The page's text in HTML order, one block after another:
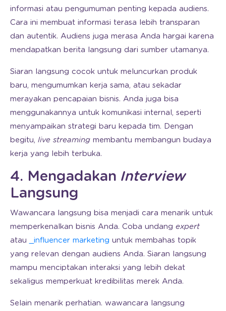
informasi atau pengumuman penting kepada audiens.
Cara ini membuat informasi terasa lebih transparan
dan autentik. Audiens juga merasa Anda hargai karena
mendapatkan berita langsung dari sumber utamanya.
Siaran langsung cocok untuk meluncurkan produk
baru, mengumumkan kerja sama, atau sekadar
merayakan pencapaian bisnis. Anda juga bisa
menggunakannya untuk komunikasi internal, seperti
menyampaikan strategi baru kepada tim. Dengan
begitu, live streaming membantu membangun budaya
kerja yang lebih terbuka.
4. Mengadakan Interview
Langsung
Wawancara langsung bisa menjadi cara menarik untuk
memperkenalkan bisnis Anda. Coba undang expert
atau
_influencer marketing untuk membahas topik
yang relevan dengan audiens Anda. Siaran langsung
mampu menciptakan interaksi yang lebih dekat
sekaligus memperkuat kredibilitas merek Anda.
Selain menarik perhatian. wawancara langsung